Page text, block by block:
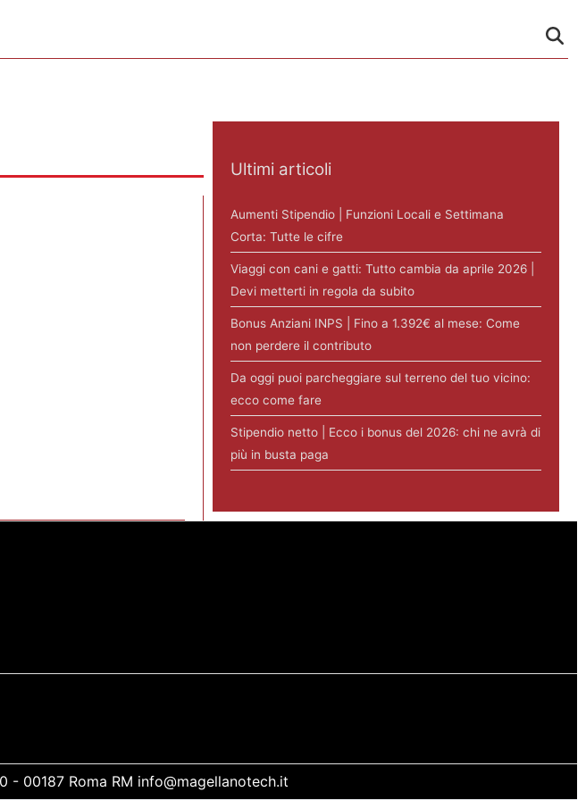
Ultimi articoli
Aumenti Stipendio | Funzioni Locali e Settimana
Corta: Tutte le cifre
Viaggi con cani e gatti: Tutto cambia da aprile 2026 |
Devi metterti in regola da subito
Bonus Anziani INPS | Fino a 1.392€ al mese: Come
non perdere il contributo
Da oggi puoi parcheggiare sul terreno del tuo vicino:
ecco come fare
Stipendio netto | Ecco i bonus del 2026: chi ne avrà di
più in busta paga
00187 Roma RM info@magellanotech.it